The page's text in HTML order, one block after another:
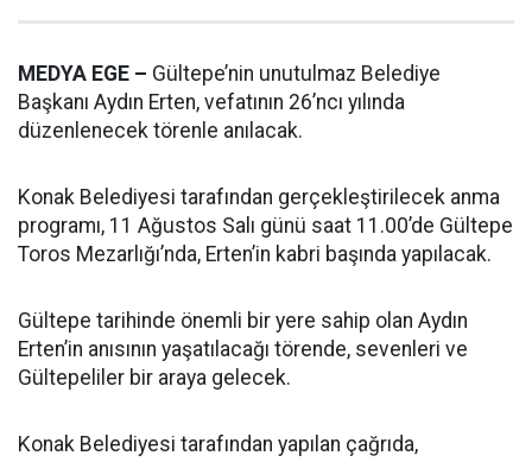
MEDYA EGE – Gültepe’nin unutulmaz Belediye
Başkanı Aydın Erten, vefatının 26’ncı yılında
düzenlenecek törenle anılacak.
Konak Belediyesi tarafından gerçekleştirilecek anma
programı, 11 Ağustos Salı günü saat 11.00’de Gültepe
Toros Mezarlığı’nda, Erten’in kabri başında yapılacak.
Gültepe tarihinde önemli bir yere sahip olan Aydın
Erten’in anısının yaşatılacağı törende, sevenleri ve
Gültepeliler bir araya gelecek.
Konak Belediyesi tarafından yapılan çağrıda,